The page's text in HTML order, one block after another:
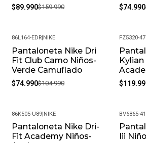
$89.990$159.990 $74.990
-29%
86L164-EDR|NIKE
Pantaloneta Nike Dri
Fit Club Camo Niños-
Verde Camuflado
$74.990$104.990
-27%
FZ5320-
-33%
86K505-U89|NIKE
Pantaloneta Nike Dri-
Fit Academy Niños-
-25%
BV6865-
Iii